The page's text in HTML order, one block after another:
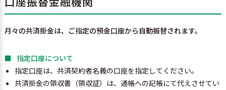
月々の共済掛金は、ご指定の預金口座から自動振替されます。
指定口座について
指定口座は、共済契約者名義の口座を指定してください。
共済掛金の領収書（領収証）は、通帳への記帳にて代えさせてい